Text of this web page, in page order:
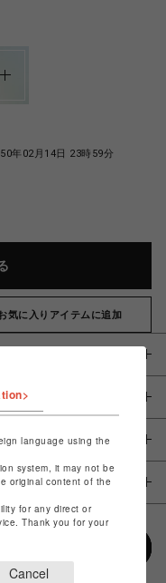
年02月14日 23時59分
気に入りアイテムに追加
language using the
system, it may not be
original content of the
for any direct or
Thank you for your
Cancel